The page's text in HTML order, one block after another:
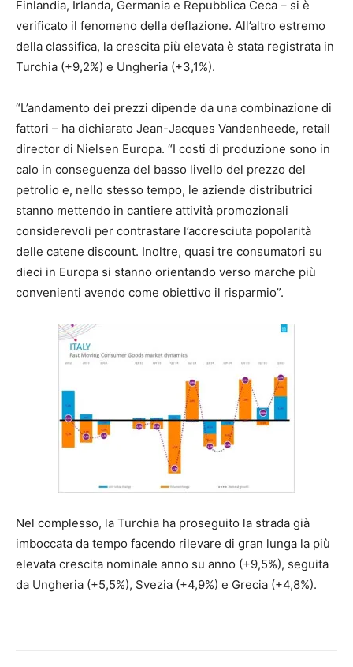
Finlandia, Irlanda, Germania e Repubblica Ceca – si è
verificato il fenomeno della deflazione. All’altro estremo
della classifica, la crescita più elevata è stata registrata in
Turchia (+9,2%) e Ungheria (+3,1%).
“L’andamento dei prezzi dipende da una combinazione di
fattori – ha dichiarato Jean-Jacques Vandenheede, retail
director di Nielsen Europa. “I costi di produzione sono in
calo in conseguenza del basso livello del prezzo del
petrolio e, nello stesso tempo, le aziende distributrici
stanno mettendo in cantiere attività promozionali
considerevoli per contrastare l’accresciuta popolarità
delle catene discount. Inoltre, quasi tre consumatori su
dieci in Europa si stanno orientando verso marche più
convenienti avendo come obiettivo il risparmio”.
Nel complesso, la Turchia ha proseguito la strada già
imboccata da tempo facendo rilevare di gran lunga la più
elevata crescita nominale anno su anno (+9,5%), seguita
da Ungheria (+5,5%), Svezia (+4,9%) e Grecia (+4,8%).